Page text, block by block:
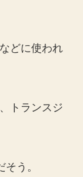
どに使われ
トランスジ
う。